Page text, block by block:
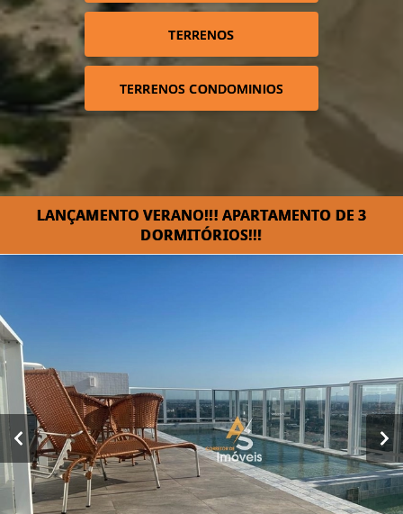
TERRENOS
TERRENOS CONDOMINIOS
LANÇAMENTO VERANO!!! APARTAMENTO DE 3
DORMITÓRIOS!!!